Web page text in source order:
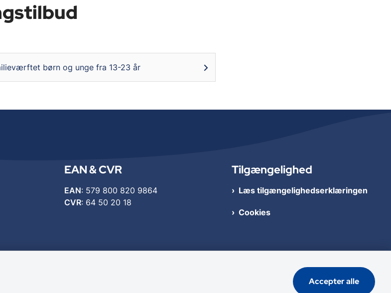
børn og unge fra 13-23 år
EAN & CVR
EAN: 579 800 820 9864
CVR: 64 50 20 18
Tilgængelighed
Læs tilgængelighedserklæringen
Cookies
Accepter alle